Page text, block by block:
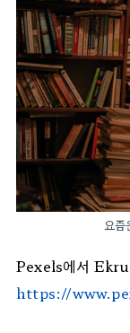
요
Pexels에서
https://